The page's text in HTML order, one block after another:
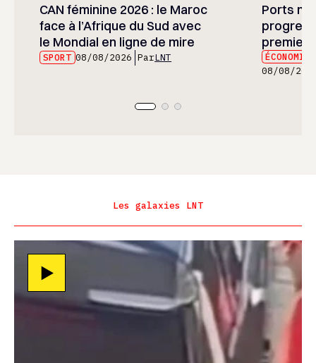
CAN féminine 2026 : le Maroc
face à l’Afrique du Sud avec
le Mondial en ligne de mire
SPORT 08/08/2026 ParLNT
Ports
premier
08/08/
Les galaxies LNT